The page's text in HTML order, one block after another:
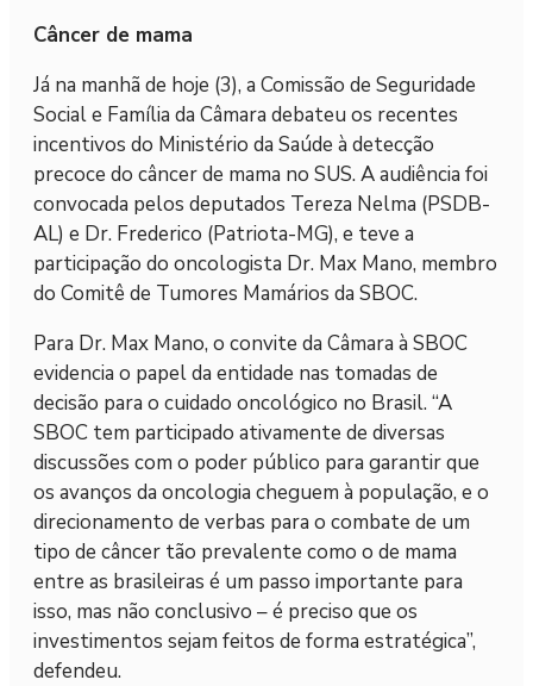
Câncer de mama
Já na manhã de hoje (3), a Comissão de Seguridade
Social e Família da Câmara debateu os recentes
incentivos do Ministério da Saúde à detecção
precoce do câncer de mama no SUS. A audiência foi
convocada pelos deputados Tereza Nelma (PSDB-
AL) e Dr. Frederico (Patriota-MG), e teve a
participação do oncologista Dr. Max Mano, membro
do Comitê de Tumores Mamários da SBOC.
Para Dr. Max Mano, o convite da Câmara à SBOC
evidencia o papel da entidade nas tomadas de
decisão para o cuidado oncológico no Brasil. “A
SBOC tem participado ativamente de diversas
discussões com o poder público para garantir que
os avanços da oncologia cheguem à população, e o
direcionamento de verbas para o combate de um
tipo de câncer tão prevalente como o de mama
entre as brasileiras é um passo importante para
isso, mas não conclusivo – é preciso que os
investimentos sejam feitos de forma estratégica”,
defendeu.